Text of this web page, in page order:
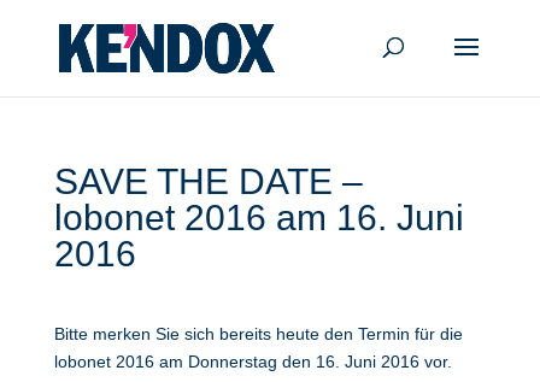
SAVE THE DATE –
lobonet 2016 am 16. Juni
2016
Bitte merken Sie sich bereits heute den Termin für die
lobonet 2016 am Donnerstag den 16. Juni 2016 vor.